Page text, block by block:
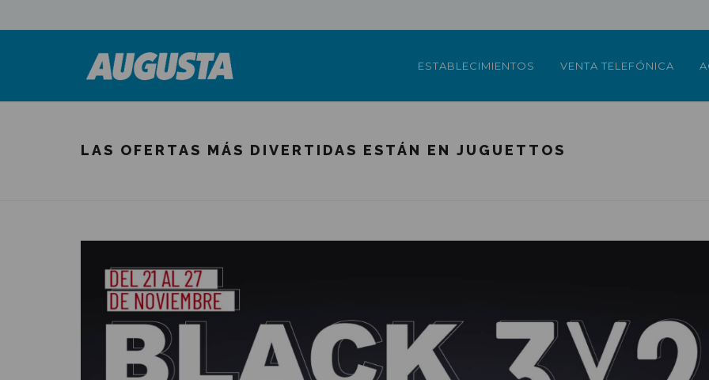
ESTABLECIMIENTOS VENTA TELEFÓNICA
LAS OFERTAS MÁS DIVERTIDAS ESTÁN EN JUGUETTOS